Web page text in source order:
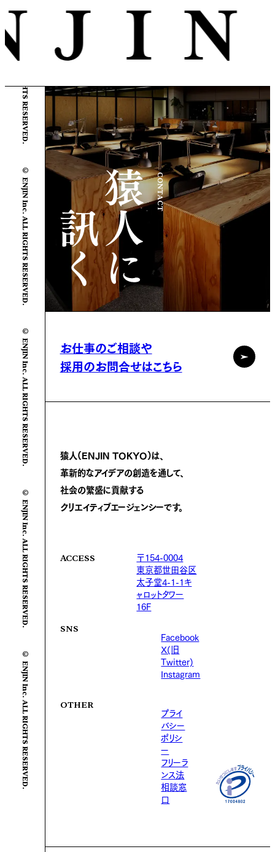
© ENJIN Inc. ALL RIGHTS RESERVED.
© ENJIN Inc. ALL RIGHTS RESERVED.
© ENJIN Inc. ALL RIGHTS RESERVED.
© ENJIN Inc. ALL RIGHTS RESERVED.
© ENJIN Inc. ALL RIGHTS RESERVED.
CONTACT
お仕事のご相談や
採用のお問合せはこちら
猿人(ENJIN TOKYO)は、
革新的なアイデアの創造を通して、
社会の繁盛に貢献する
クリエイティブエージェンシーです。
ACCESS
〒154-0004
東京都世田谷区
太子堂4-1-1キ
ャロットタワー
16F
SNS
Facebook
X(旧
Twitter)
Instagram
OTHER
プライ
バシー
ポリシ
ー
フリーラ
ンス法
相談窓
口